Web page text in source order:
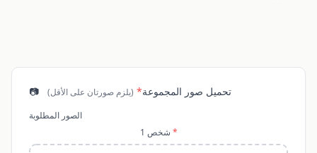
📷 تحميل صور المجموعة*
(يلزم صورتان على الأقل)
الصور المطلوبة
شخص 1 *